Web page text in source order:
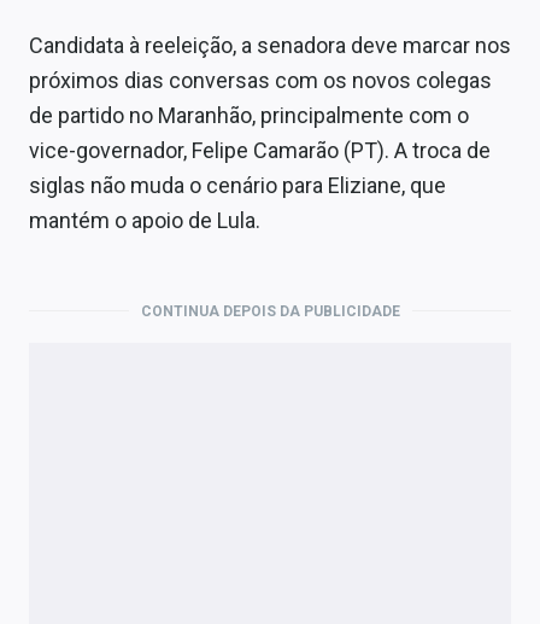
Candidata à reeleição, a senadora deve marcar nos
próximos dias conversas com os novos colegas
de partido no Maranhão, principalmente com o
vice-governador, Felipe Camarão (PT). A troca de
siglas não muda o cenário para Eliziane, que
mantém o apoio de Lula.
CONTINUA DEPOIS DA PUBLICIDADE